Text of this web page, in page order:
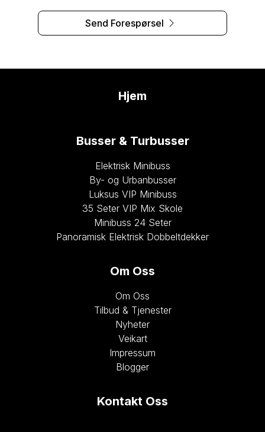
Send Forespørsel
Hjem
Busser & Turbusser
Elektrisk Minibuss
By- og Urbanbusser
Luksus VIP Minibuss
35 Seter VIP Mix Skole
Minibuss 24 Seter
Panoramisk Elektrisk Dobbeltdekker
Om Oss
Om Oss
Tilbud & Tjenester
Nyheter
Veikart
Impressum
Blogger
Kontakt Oss